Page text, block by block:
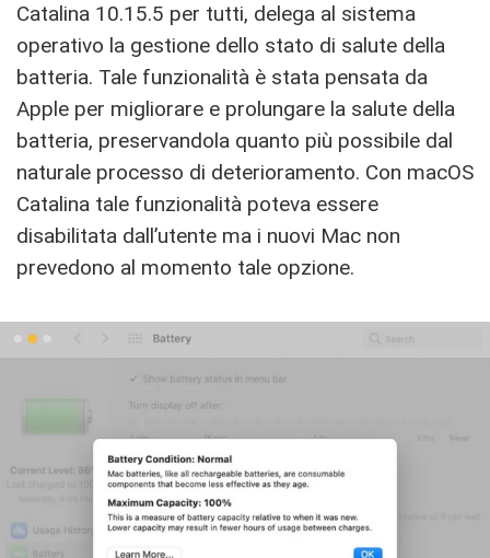
Catalina 10.15.5 per tutti, delega al sistema
operativo la gestione dello stato di salute della
batteria. Tale funzionalità è stata pensata da
Apple per migliorare e prolungare la salute della
batteria, preservandola quanto più possibile dal
naturale processo di deterioramento. Con macOS
Catalina tale funzionalità poteva essere
disabilitata dall’utente ma i nuovi Mac non
prevedono al momento tale opzione.